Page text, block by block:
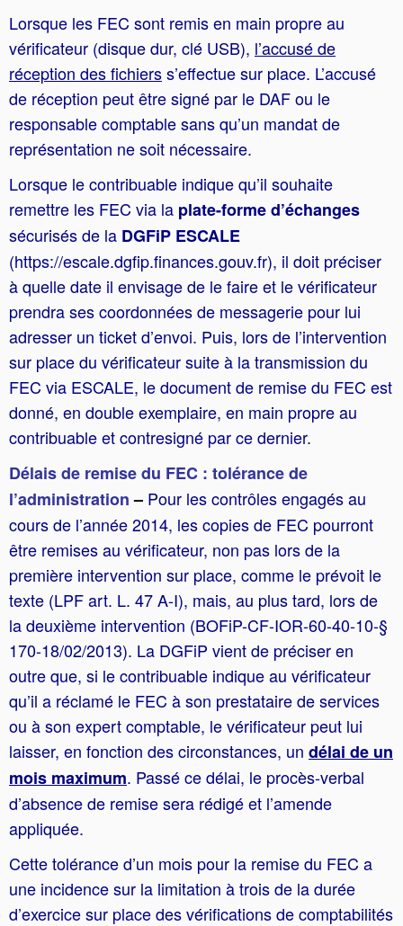
Lorsque les FEC sont remis en main propre au
vérificateur (disque dur, clé USB), l’accusé de
réception des fichierss’effectue sur place. L’accusé
de réception peut être signé par le DAF ou le
responsable comptable sans qu’un mandat de
représentation ne soit nécessaire.
Lorsque le contribuable indique qu’il souhaite
remettre les FEC via la plate-forme d’échanges
sécurisés de la DGFiP ESCALE
(https://escale.dgfip.finances.gouv.fr), il doit préciser
à quelle date il envisage de le faire et le vérificateur
prendra ses coordonnées de messagerie pour lui
adresser un ticket d’envoi. Puis, lors de l’intervention
sur place du vérificateur suite à la transmission du
FEC via ESCALE, le document de remise du FEC est
donné, en double exemplaire, en main propre au
contribuable et contresigné par ce dernier.
Délais de remise du FEC : tolérance de
l’administration– Pour les contrôles engagés au
cours de l’année 2014, les copies de FEC pourront
être remises au vérificateur, non pas lors de la
première intervention sur place, comme le prévoit le
texte (LPF art. L. 47 A-I), mais, au plus tard, lors de
la deuxième intervention (BOFiP-CF-IOR-60-40-10-§
170-18/02/2013). La DGFiP vient de préciser en
outre que, si le contribuable indique au vérificateur
qu’il a réclamé le FEC à son prestataire de services
ou à son expert comptable, le vérificateur peut lui
laisser, en fonction des circonstances, un délai de un
mois maximum. Passé ce délai, le procès-verbal
d’absence de remise sera rédigé et l’amende
appliquée.
Cette tolérance d’un mois pour la remise du FEC a
une incidence sur la limitation à trois de la durée
d’exercice sur place des vérifications de comptabilités